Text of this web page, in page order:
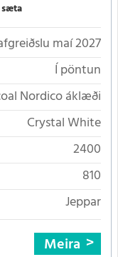
maí 2027
Í pöntun
Nordico áklæði
Crystal White
2400
810
Jeppar
Meira